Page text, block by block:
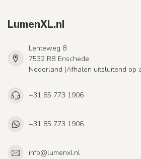
LumenXL.nl
Lenteweg 8
7532 RB Enschede
Nederland (Afhalen uitsluitend op
+31 85 773 1906
+31 85 773 1906
info@lumenxl.nl